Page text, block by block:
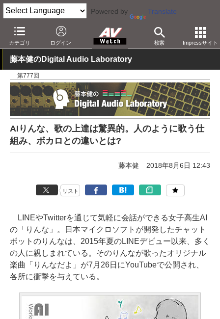
Powered by Translate
カテゴリ ログイン 検索 Impressサイト
AV Watch 製品 音楽制作
藤本健のDigital Audio Laboratory
第777回
AIりんな、歌の上達は驚異的。人のように歌う仕
組み、ボカロとの違いとは?
藤本健 2018年8月6日 12:43
リスト
LINEやTwitterを通じて気軽に会話ができる女子高生AI
の「りんな」。日本マイクロソフトが開発したチャット
ボットのりんなは、2015年夏のLINEデビュー以来、多く
の人に親しまれている。そのりんなが歌ったオリジナル
楽曲「りんなだよ」が7月26日にYouTubeで公開され、
各所に衝撃を与えている。